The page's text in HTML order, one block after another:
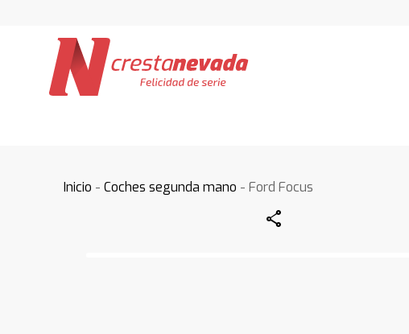
Inicio -Coches segunda mano - Ford Focus
Share